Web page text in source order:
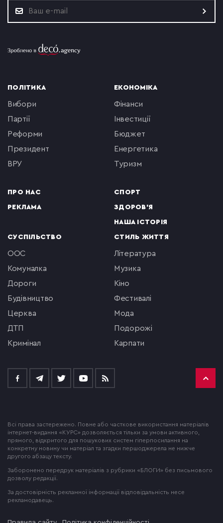
ПОЛІТИКА
вибори
партії
реформи
президент
ВРУ
ПРО НАС
РЕКЛАМА
ЕКОНОМІКА
фінанси
інвестиції
бюджет
енергетика
туризм
СПОРТ
ЗДОРОВ'Я
НАША ІСТОРІЯ
СУСПІЛЬСТВО
ООС
комуналка
Дороги
будівництво
церква
ДТП
кримінал
СТИЛЬ ЖИТТЯ
література
музика
кіно
фестивалі
мода
подорожі
Карпати
Всі права застережено. Повне або часткове використання матеріалів
інтернет-видання «КУРС» дозволяється тільки за умови активного,
прямого, відкритого для пошукових систем гіперпосилання на
конкретну новину чи матеріал та згадки першоджерела не нижче
другого абзацу тексту.
Заборонено передрук матеріалів з рубрики «БЛОГИ» без письмового
дозволу редакції.
За достовірність рекламної інформації відповідальність несе
рекламодавець.